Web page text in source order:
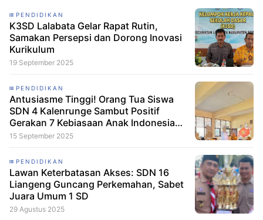
PENDIDIKAN
K3SD Lalabata Gelar Rapat Rutin,
Samakan Persepsi dan Dorong Inovasi
Kurikulum
19 September 2025
PENDIDIKAN
Antusiasme Tinggi! Orang Tua Siswa
SDN 4 Kalenrunge Sambut Positif
Gerakan 7 Kebiasaan Anak Indonesia
Hebat
15 September 2025
PENDIDIKAN
Lawan Keterbatasan Akses: SDN 16
Liangeng Guncang Perkemahan, Sabet
Juara Umum 1 SD
29 Agustus 2025